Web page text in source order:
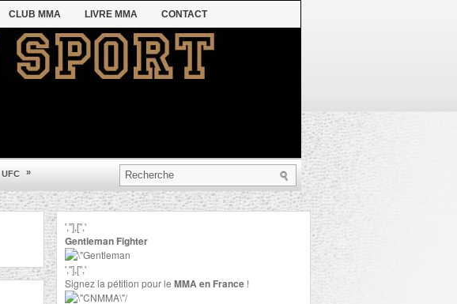
CLUB MMA LIVRE MMA CONTACT
UFC »
',''],['','
Gentleman Fighter
',''],['','
Signez la pétition pour le MMA en France !